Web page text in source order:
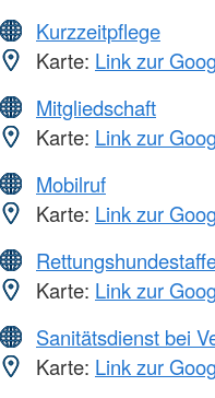
Kurzzeitpflege
Karte: Link zur
Mitgliedschaft
Karte: Link zur
Mobilruf
Karte: Link zur
Karte: Link zur
Sanitätsdienst bei
Karte: Link zur